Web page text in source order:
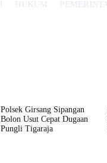
Polsek Girsang Sipangan
Bolon Usut Cepat Dugaan
Pungli Tigaraja